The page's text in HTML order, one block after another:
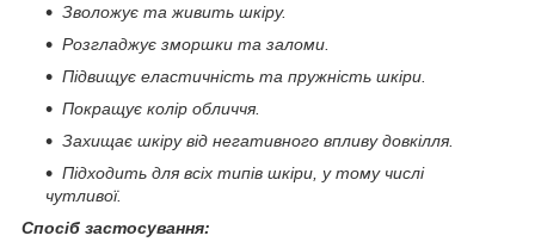
Зволожує та живить шкіру.
Розгладжує зморшки та заломи.
Підвищує еластичність та пружність шкіри.
Покращує колір обличчя.
Захищає шкіру від негативного впливу довкілля.
Підходить для всіх типів шкіри, у тому числі
чутливої.
Спосіб застосування: